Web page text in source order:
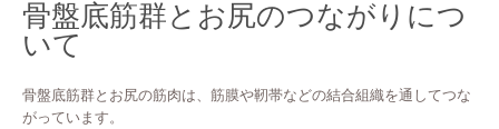
骨盤底筋群とお尻のつながりにつ
いて
骨盤底筋群とお尻の筋肉は、筋膜や靭帯などの結合組織を通してつな
がっています。